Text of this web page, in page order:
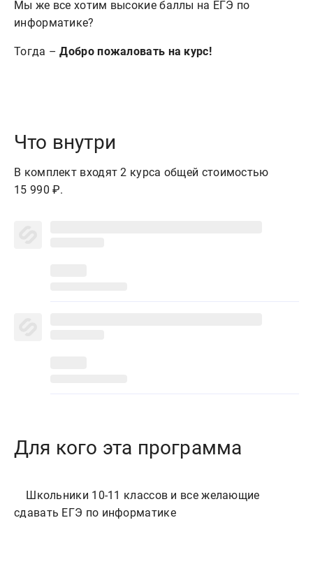
Мы же все хотим высокие баллы на ЕГЭ по
информатике?
Тогда –Добро пожаловать на курс!
Что внутри
В комплект входят 2 курса общей стоимостью
15 990 ₽.
Для кого эта программа
сдавать ЕГЭ по информатике